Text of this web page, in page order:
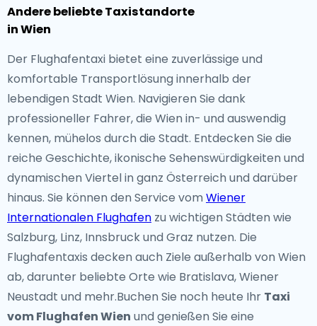
Andere beliebte Taxistandorte
in Wien
Der Flughafentaxi bietet eine zuverlässige und
komfortable Transportlösung innerhalb der
lebendigen Stadt Wien. Navigieren Sie dank
professioneller Fahrer, die Wien in- und auswendig
kennen, mühelos durch die Stadt. Entdecken Sie die
reiche Geschichte, ikonische Sehenswürdigkeiten und
dynamischen Viertel in ganz Österreich und darüber
hinaus. Sie können den Service vom Wiener
Internationalen Flughafen zu wichtigen Städten wie
Salzburg, Linz, Innsbruck und Graz nutzen. Die
Flughafentaxis decken auch Ziele außerhalb von Wien
ab, darunter beliebte Orte wie Bratislava, Wiener
Neustadt und mehr.Buchen Sie noch heute Ihr Taxi
vom Flughafen Wien und genießen Sie eine